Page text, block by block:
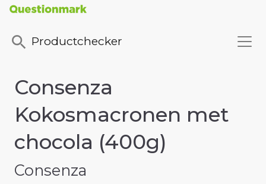
Productchecker
Consenza
Kokosmacronen met
chocola (400g)
Consenza